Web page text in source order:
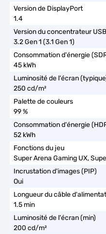
1.4
3.2 Gen 1 (3.1 Gen 1)
45 kWh
250 cd/m²
99 %
52 kWh
Super Arena Gaming UX,
Oui
1.5 min
200 cd/m²